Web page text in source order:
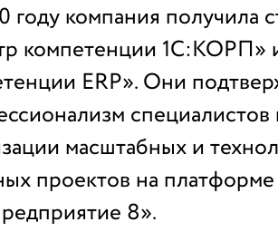
году компания получила
компетенции 1С:КОРП»
ERP». Они
масштабных и
проектов на платформе
8».